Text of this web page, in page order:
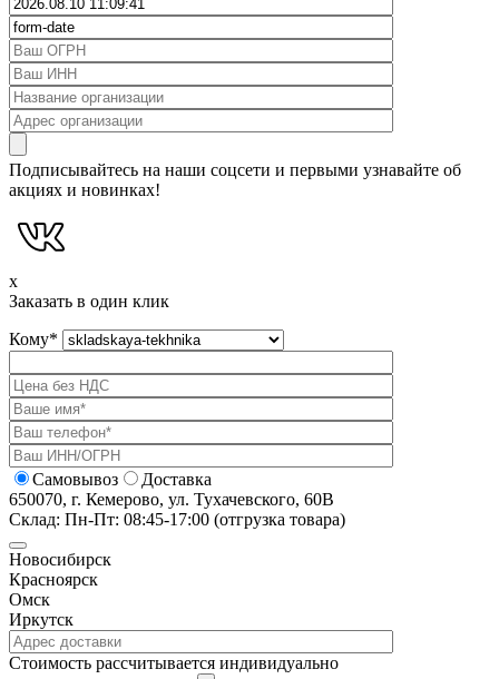
Подписывайтесь на наши соцсети и первыми узнавайте об
акциях и новинках!
x
Заказать в один клик
Кому*
Самовывоз
Доставка
650070, г. Кемерово, ул. Тухачевского, 60В
Склад: Пн-Пт: 08:45-17:00 (отгрузка товара)
Новосибирск
Красноярск
Омск
Иркутск
Cтоимость рассчитывается индивидуально